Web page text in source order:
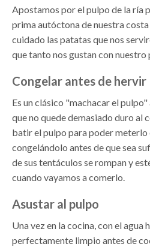
Apostamos por el pulpo de la ría
prima autóctona de nuestra
cuidado las patatas que nos
que tanto nos gustan con nuestro
Congelar antes de hervir
Es un clásico "machacar el
que no quede demasiado duro al
batir el pulpo para poder meterlo
congelándolo antes de que sea
de sus tentáculos se rompan y
cuando vayamos a comerlo.
Asustar al pulpo
Una vez en la cocina, con el agua
perfectamente limpio antes de